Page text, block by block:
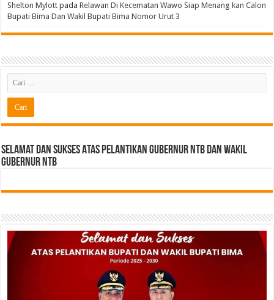
Shelton Mylott padaRelawan Di Kecematan Wawo Siap Menang kan Calon
Bupati Bima Dan Wakil Bupati Bima Nomor Urut 3
Selamat dan sukses Atas pelantikan Gubernur NTB Dan Wakil
gubernur NTB